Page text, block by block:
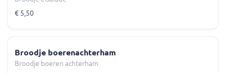
€ 5,50
Broodje boerenachterham
Broodje boeren achterham